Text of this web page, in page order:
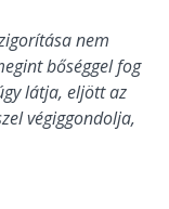
nem
bőséggel fog
látja, eljött az
végiggondolja,